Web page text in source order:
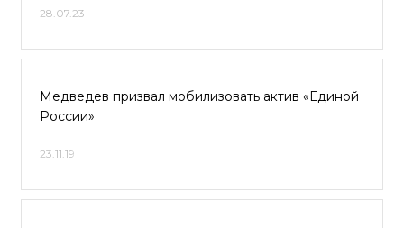
28.07.23
Медведев призвал мобилизовать актив «Единой
России»
23.11.19